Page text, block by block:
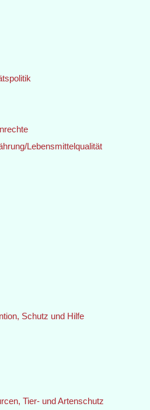
Lebensmittelqualität
Schutz und Hilfe
Tier- und Artenschutz